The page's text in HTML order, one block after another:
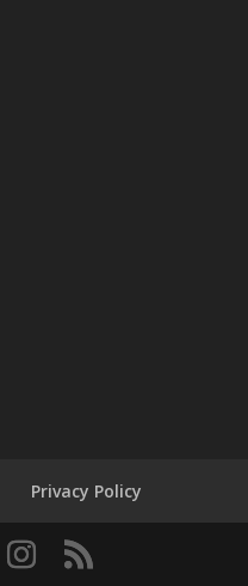
Privacy Policy